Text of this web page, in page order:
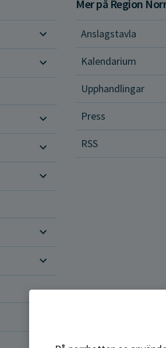
Vård och hälsa
Regler och rättigheter
Mer på Region
Anslagstavla
Kalendarium
Upphandlingar
Press
RSS